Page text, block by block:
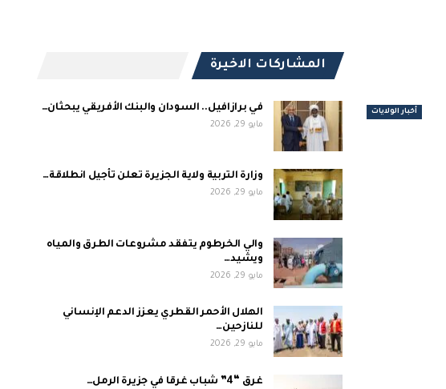
أخبار الولايات
المشاركات الاخيرة
في برازافيل.. السودان والبنك الأفريقي يبحثان…
مايو 29, 2026
وزارة التربية ولاية الجزيرة تعلن تأجيل انطلاقة…
مايو 29, 2026
والي الخرطوم يتفقد مشروعات الطرق والمياه
ويشيد…
مايو 29, 2026
الهلال الأحمر القطري يعزز الدعم الإنساني
للنازحين…
مايو 29, 2026
غرق “4” شباب غرقا في جزيرة الرمل…